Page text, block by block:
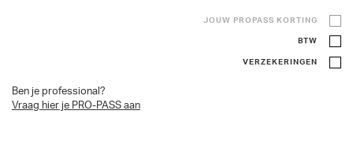
JOUW PROPASS KORTING
BTW
VERZEKERINGEN
Ben je professional?
Vraag hier je PRO-PASS aan